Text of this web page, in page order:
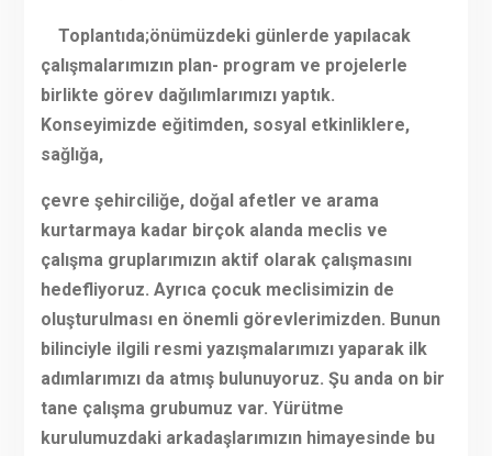
Toplantıda;önümüzdeki günlerde yapılacak
çalışmalarımızın plan- program ve projelerle
birlikte görev dağılımlarımızı yaptık.
Konseyimizde eğitimden, sosyal etkinliklere,
sağlığa,
çevre şehirciliğe, doğal afetler ve arama
kurtarmaya kadar birçok alanda meclis ve
çalışma gruplarımızın aktif olarak çalışmasını
hedefliyoruz. Ayrıca çocuk meclisimizin de
oluşturulması en önemli görevlerimizden. Bunun
bilinciyle ilgili resmi yazışmalarımızı yaparak ilk
adımlarımızı da atmış bulunuyoruz. Şu anda on bir
tane çalışma grubumuz var. Yürütme
kurulumuzdaki arkadaşlarımızın himayesinde bu